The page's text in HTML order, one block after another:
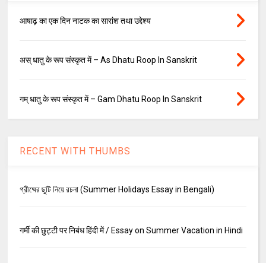
आषाढ़ का एक दिन नाटक का सारांश तथा उद्देश्य
अस् धातु के रूप संस्कृत में – As Dhatu Roop In Sanskrit
गम् धातु के रूप संस्कृत में – Gam Dhatu Roop In Sanskrit
RECENT WITH THUMBS
গ্রীষ্মের ছুটি নিয়ে রচনা (Summer Holidays Essay in Bengali)
गर्मी की छुट्टी पर निबंध हिंदी में / Essay on Summer Vacation in Hindi